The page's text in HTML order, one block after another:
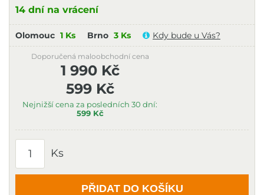
14 dní na vrácení
Olomouc 1 Ks Brno 3 Ks Kdy bude u Vás?
599 Kč
Nejnižší cena za posledních 30 dní:
599 Kč
Doporučená maloobchodní cena
1 990 Kč
Ks
PŘIDAT DO KOŠÍKU